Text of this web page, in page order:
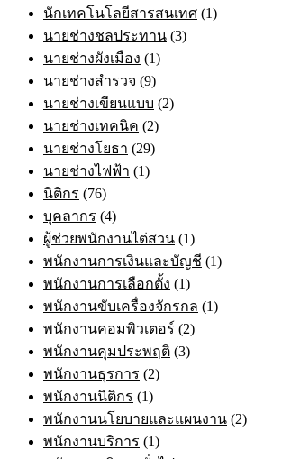
นักเทคโนโลยีสารสนเทศ (1)
นายช่างชลประทาน (3)
นายช่างผังเมือง (1)
นายช่างสำรวจ (9)
นายช่างเขียนแบบ (2)
นายช่างเทคนิค (2)
นายช่างโยธา (29)
นายช่างไฟฟ้า (1)
นิติกร (76)
บุคลากร (4)
ผู้ช่วยพนักงานไต่สวน (1)
พนักงานการเงินและบัญชี (1)
พนักงานการเลือกตั้ง (1)
พนักงานขับเครื่องจักรกล (1)
พนักงานคอมพิวเตอร์ (2)
พนักงานคุมประพฤติ (3)
พนักงานธุรการ (2)
พนักงานนิติกร (1)
พนักงานนโยบายและแผนงาน (2)
พนักงานบริการ (1)